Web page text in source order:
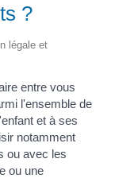
?
légale et
entre vous
l'ensemble de
et à ses
notamment
ou avec les
ou une